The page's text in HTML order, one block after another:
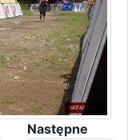
Następne